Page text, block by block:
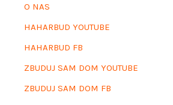
O NAS
HAHARBUD YOUTUBE
HAHARBUD FB
ZBUDUJ SAM DOM YOUTUBE
ZBUDUJ SAM DOM FB